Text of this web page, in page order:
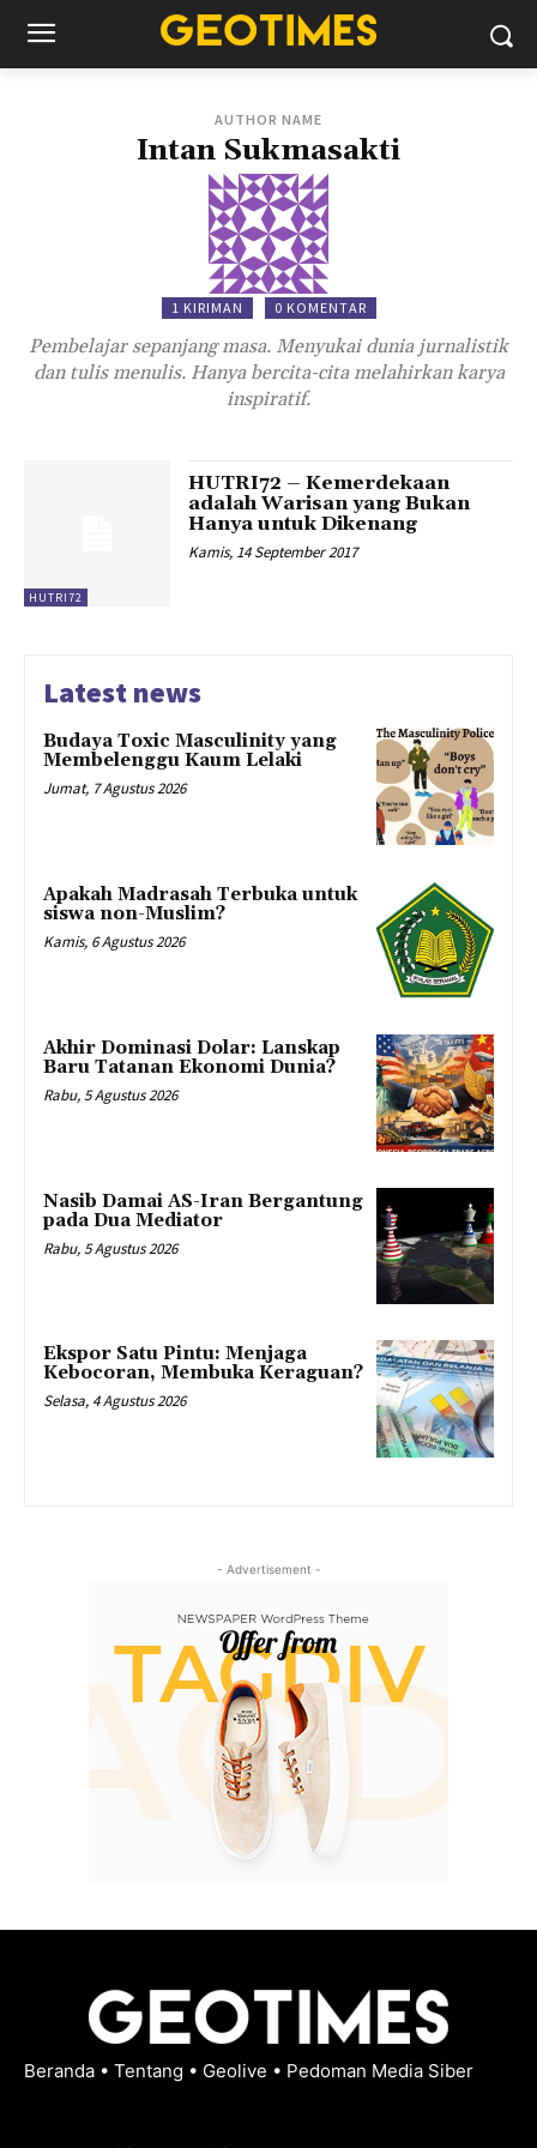
AUTHOR NAME
Intan Sukmasakti
1 KIRIMAN 0 KOMENTAR
Pembelajar sepanjang masa. Menyukai dunia jurnalistik
dan tulis menulis. Hanya bercita-cita melahirkan karya
inspiratif.
HUTRI72
HUTRI72 – Kemerdekaan
adalah Warisan yang Bukan
Hanya untuk Dikenang
Kamis, 14 September 2017
Latest news
Budaya Toxic Masculinity yang
Membelenggu Kaum Lelaki
Jumat, 7 Agustus 2026
Apakah Madrasah Terbuka untuk
siswa non-Muslim?
Kamis, 6 Agustus 2026
Akhir Dominasi Dolar: Lanskap
Baru Tatanan Ekonomi Dunia?
Rabu, 5 Agustus 2026
Nasib Damai AS-Iran Bergantung
pada Dua Mediator
Rabu, 5 Agustus 2026
Ekspor Satu Pintu: Menjaga
Kebocoran, Membuka Keraguan?
Selasa, 4 Agustus 2026
- Advertisement -
Beranda • Tentang • Geolive • Pedoman Media Siber